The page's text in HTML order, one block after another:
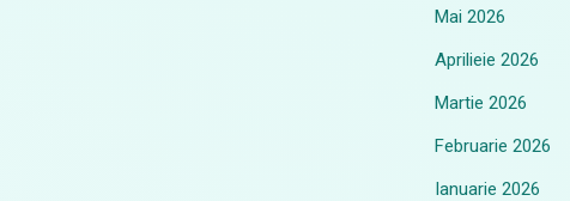
Mai 2026
Aprilieie 2026
Martie 2026
Februarie 2026
Ianuarie 2026